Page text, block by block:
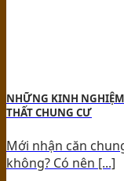
NHỮNG KINH
THẤT CHUNG CƯ
Mới nhận căn
không? Có nên [...]